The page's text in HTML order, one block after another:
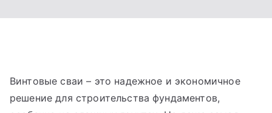
Винтовые сваи – это надежное и экономичное
решение для строительства фундаментов,